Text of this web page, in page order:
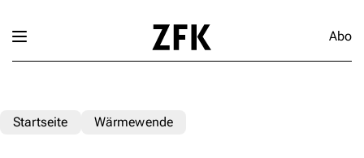
Abo
Startseite Wärmewende